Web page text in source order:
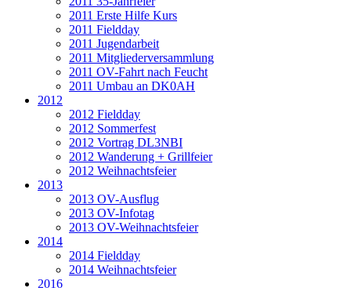
2011 Erste Hilfe Kurs
2011 Fieldday
2011 Jugendarbeit
2011 Mitgliederversammlung
2011 OV-Fahrt nach Feucht
2011 Umbau an DK0AH
2012
2012 Fieldday
2012 Sommerfest
2012 Vortrag DL3NBI
2012 Wanderung + Grillfeier
2012 Weihnachtsfeier
2013
2013 OV-Ausflug
2013 OV-Infotag
2013 OV-Weihnachtsfeier
2014
2014 Fieldday
2014 Weihnachtsfeier
2016